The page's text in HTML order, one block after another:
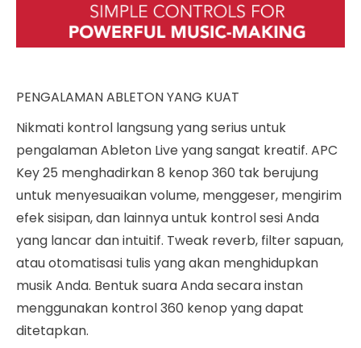
PENGALAMAN ABLETON YANG KUAT
Nikmati kontrol langsung yang serius untuk
pengalaman Ableton Live yang sangat kreatif. APC
Key 25 menghadirkan 8 kenop 360 tak berujung
untuk menyesuaikan volume, menggeser, mengirim
efek sisipan, dan lainnya untuk kontrol sesi Anda
yang lancar dan intuitif. Tweak reverb, filter sapuan,
atau otomatisasi tulis yang akan menghidupkan
musik Anda. Bentuk suara Anda secara instan
menggunakan kontrol 360 kenop yang dapat
ditetapkan.